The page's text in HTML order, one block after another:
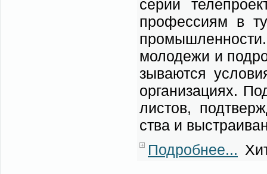
се­рии
про­фес­си­ям в
мо­ло­де­жи и
зы­ва­ют­ся
ор­га­ни­за­ци­ях.
ли­стов,
ства и
Подробнее...